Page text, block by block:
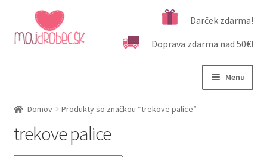
Preskočiť
na
navigáciu
Preskočiť
na
obsah
Darček zdarma!
Doprava zdarma nad 50€!
Menu
Podľa veku
Kategórie produktov
Domov Produkty so značkou “trekove palice”
trekove palice